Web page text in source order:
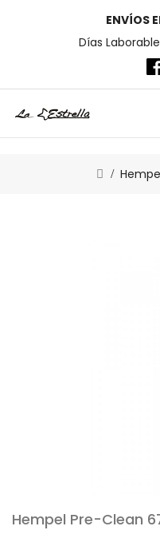
ENVÍOS
Días
Hempel Pre-Clean